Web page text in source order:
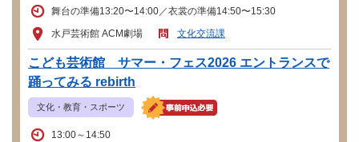
舞台の準備13:20〜14:00／衣裳の準備14:50〜15:30
水戸芸術館 ACM劇場
文化交流課
こども芸術館 サマー・フェス2026 エントランスで
踊ってみる rebirth
文化・教育・スポーツ
13:00～14:50